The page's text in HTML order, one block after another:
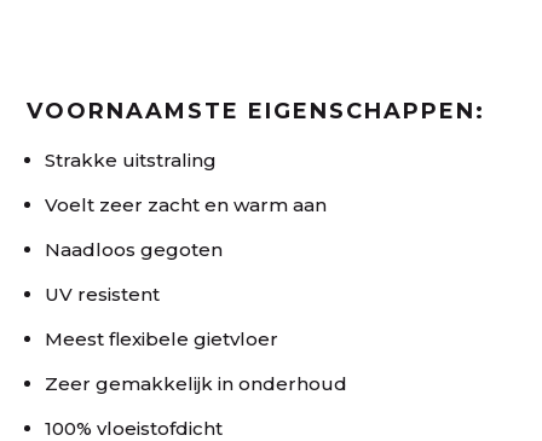
VOORNAAMSTE EIGENSCHAPPEN:
Strakke uitstraling
Voelt zeer zacht en warm aan
Naadloos gegoten
UV resistent
Meest flexibele gietvloer
Zeer gemakkelijk in onderhoud
100% vloeistofdicht